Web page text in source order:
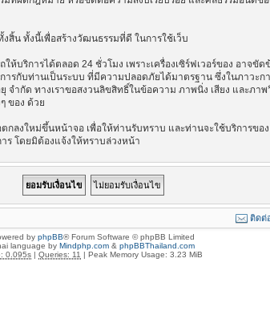
สิ้น ทั้งนี้เพื่อสร้างวัฒนธรรมที่ดี ในการใช้เว็บ
บริการได้ตลอด 24 ชั่วโมง เพราะเครื่องเซิร์ฟเวอร์ของ อาจ
รกับท่านเป็นระบบ ที่มีความปลอดภัยได้มาตรฐาน ซึ่งในภาวะ
ำกัด ทางเราขอสงวนลิขสิทธิ์ในข้อความ ภาพนิ่ง เสียง และภา
ของ ด้วย
ลงใหม่ขึ้นหน้าจอ เพื่อให้ท่านรับทราบ และท่านจะใช้บริการข
ร โดยมิต้องแจ้งให้ทราบล่วงหน้า
ติดต่
by phpBB® Forum Software © phpBB Limited
language by Mindphp.com& phpBBThailand.com
0.095s | Queries: 11 | Peak Memory Usage: 3.23 MiB